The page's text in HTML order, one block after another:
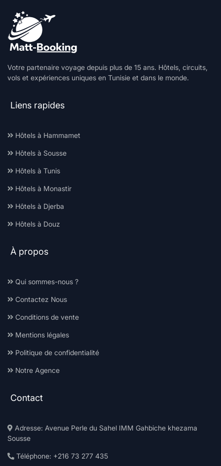
Votre partenaire voyage depuis plus de 15 ans. Hôtels, circuits,
vols et expériences uniques en Tunisie et dans le monde.
Liens rapides
Hôtels à Hammamet
Hôtels à Sousse
Hôtels à Tunis
Hôtels à Monastir
Hôtels à Djerba
Hôtels à Douz
À propos
Qui sommes-nous ?
Contactez Nous
Conditions de vente
Mentions légales
Politique de confidentialité
Notre Agence
Contact
Adresse: Avenue Perle du Sahel IMM Gahbiche khezama
Sousse
Téléphone: +216 73 277 435